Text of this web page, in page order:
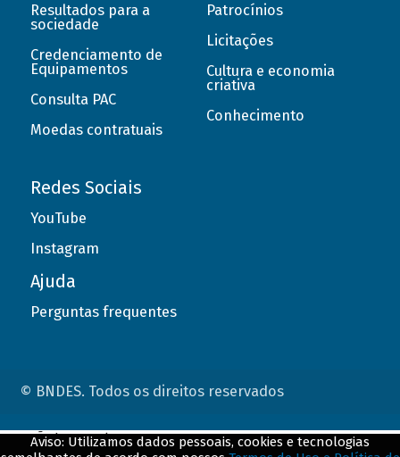
Resultados para a
sociedade
Credenciamento de
Equipamentos
Consulta PAC
Moedas contratuais
Patrocínios
Licitações
Cultura e economia
criativa
Conhecimento
Redes Sociais
YouTube
Instagram
Ajuda
Perguntas frequentes
© BNDES. Todos os direitos reservados
Aviso: Utilizamos dados pessoais, cookies e tecnologias
ConteÃºdo complementar